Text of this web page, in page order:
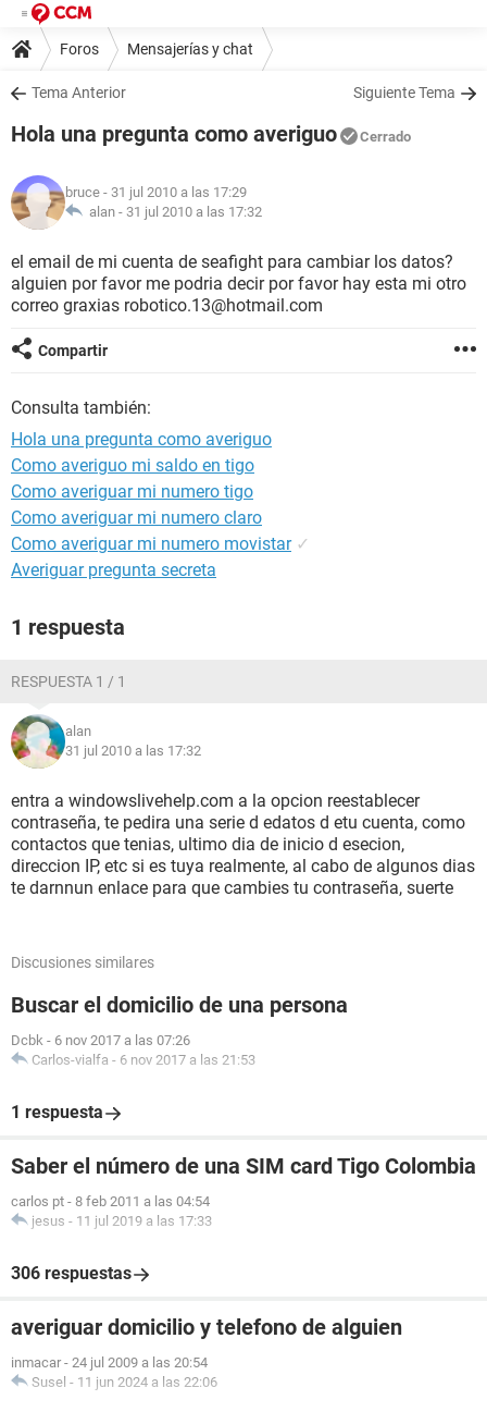
Foros Mensajerías y chat
Tema Anterior Siguiente Tema
Hola una pregunta como averiguo Cerrado
bruce - 31 jul 2010 a las 17:29
alan - 31 jul 2010 a las 17:32
el email de mi cuenta de seafight para cambiar los datos?
alguien por favor me podria decir por favor hay esta mi otro
correo graxias robotico.13@hotmail.com
Compartir
Consulta también:
Hola una pregunta como averiguo
Como averiguo mi saldo en tigo
Como averiguar mi numero tigo
Como averiguar mi numero claro
Como averiguar mi numero movistar ✓
Averiguar pregunta secreta
1 respuesta
RESPUESTA 1 / 1
alan
31 jul 2010 a las 17:32
entra a windowslivehelp.com a la opcion reestablecer
contraseña, te pedira una serie d edatos d etu cuenta, como
contactos que tenias, ultimo dia de inicio d esecion,
direccion IP, etc si es tuya realmente, al cabo de algunos dias
te darnnun enlace para que cambies tu contraseña, suerte
Discusiones similares
Buscar el domicilio de una persona
Dcbk - 6 nov 2017 a las 07:26
Carlos-vialfa - 6 nov 2017 a las 21:53
1 respuesta
Saber el número de una SIM card Tigo Colombia
carlos pt - 8 feb 2011 a las 04:54
jesus - 11 jul 2019 a las 17:33
306 respuestas
averiguar domicilio y telefono de alguien
inmacar - 24 jul 2009 a las 20:54
Susel - 11 jun 2024 a las 22:06